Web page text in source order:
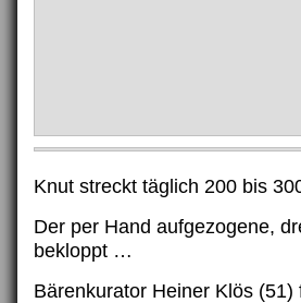
Knut streckt täglich 200 bis
Der per Hand aufgezogene,
bekloppt …
Bärenkurator Heiner Klös